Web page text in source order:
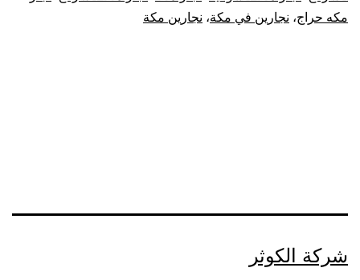
مكه حراج، نجارين في مكة، نجارين مكة
شركة الكوثر